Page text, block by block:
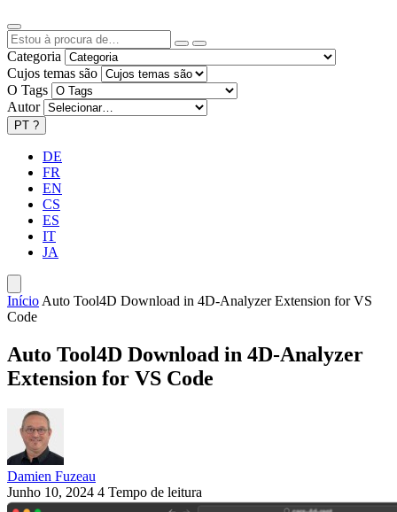
Categoria
Cujos temas são
O Tags
Autor
PT ?
DE
FR
EN
CS
ES
IT
JA
Início Auto Tool4D Download in 4D-Analyzer Extension for VS
Code
Auto Tool4D Download in 4D-Analyzer
Extension for VS Code
Damien Fuzeau
Junho 10, 2024 4 Tempo de leitura